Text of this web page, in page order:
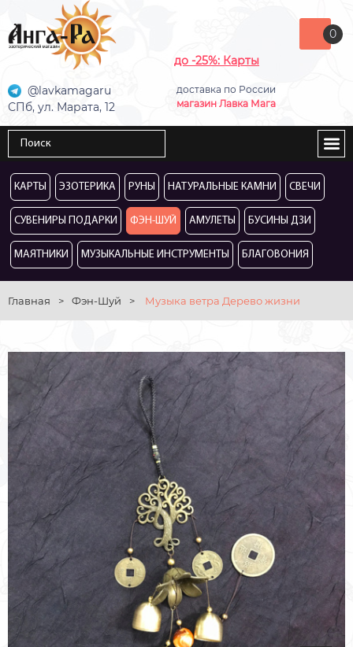
до -25%: Карты
доставка по России
магазин Лавка Мага
@lavkamagaru
СПб, ул. Марата, 12
0
КАРТЫ ЭЗОТЕРИКА РУНЫ НАТУРАЛЬНЫЕ КАМНИ СВЕЧИ
СУВЕНИРЫ ПОДАРКИ ФЭН-ШУЙ АМУЛЕТЫ БУСИНЫ ДЗИ
МАЯТНИКИ МУЗЫКАЛЬНЫЕ ИНСТРУМЕНТЫ БЛАГОВОНИЯ
Главная > Фэн-Шуй > Музыка ветра Дерево жизни